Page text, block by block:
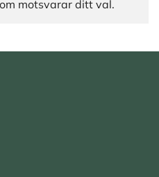
motsvarar ditt val.